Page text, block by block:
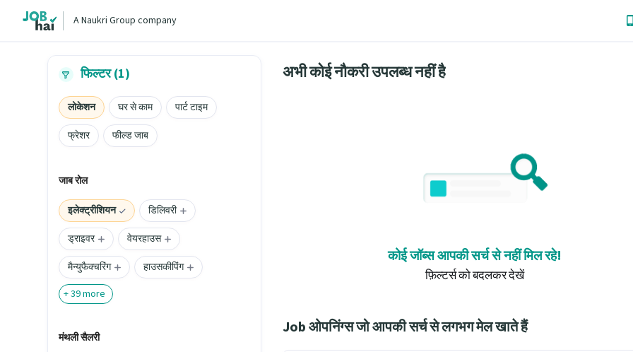
A Naukri Group company
फिल्टर (1)
लोकेशन घर से काम
पार्ट टाइम
फ्रेशर
फील्ड जाब
जाब रोल
इलेक्ट्रीशियन
डिलिवरी
ड्राइवर
वेयरहाउस
मैन्युफैक्चरिंग
हाउसकीपिंग
+39more
मंथली सैलरी
अभी कोई नौकरी उपलब्ध नहीं है
कोई जॉब्स आपकी सर्च से नहीं मिल रहे!
फ़िल्टर्स को बदलकर देखें
Job ओपनिंग्स जो आपकी सर्च से लगभग मेल खाते हैं